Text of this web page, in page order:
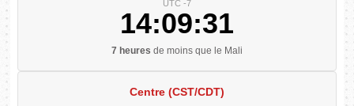
UTC -7
14:09:31
7 heures de moins que le Mali
Centre (CST/CDT)